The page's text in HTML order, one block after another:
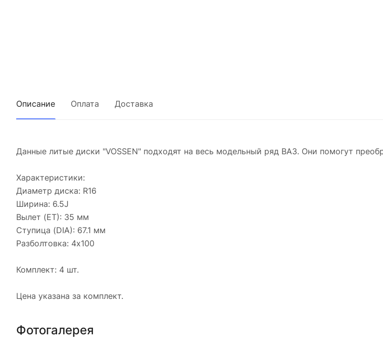
Описание Оплата Доставка
Данные литые диски "VOSSEN" подходят на весь модельный ряд BAЗ. Они помогут
Характеристики:
Диаметр диска: R16
Ширина: 6.5J
Вылет (ET): 35 мм
Ступица (DIA): 67.1 мм
Разболтовка: 4х100
Комплект: 4 шт.
Цена указана за комплект.
Фотогалерея